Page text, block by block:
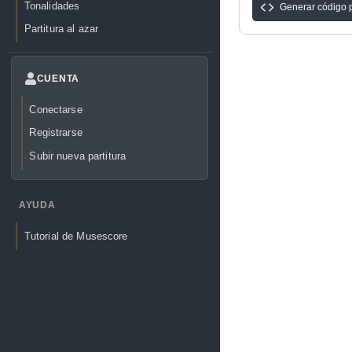
Tonalidades
Partitura al azar
CUENTA
Conectarse
Registrarse
Subir nueva partitura
AYUDA
Tutorial de Musescore
Generar código